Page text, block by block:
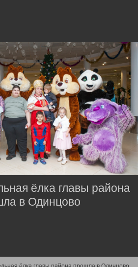
ёлка главы района
в Одинцово